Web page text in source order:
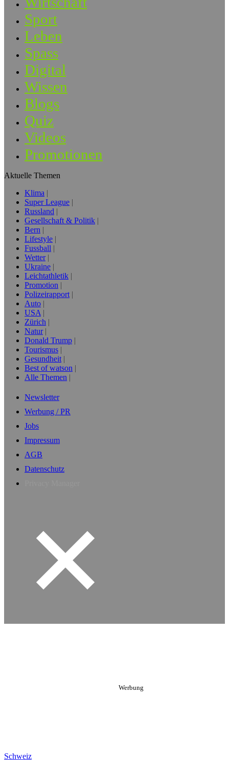
Sport
Leben
Spass
Digital
Wissen
Blogs
Quiz
Videos
Promotionen
Aktuelle Themen
Klima
Super League
Russland
Gesellschaft & Politik
Bern
Lifestyle
Fussball
Wetter
Ukraine
Leichtathletik
Promotion
Polizeirapport
Auto
USA
Zürich
Natur
Donald Trump
Tourismus
Gesundheit
Best of watson
Alle Themen
Newsletter
Werbung / PR
Jobs
Impressum
AGB
Datenschutz
Schweiz